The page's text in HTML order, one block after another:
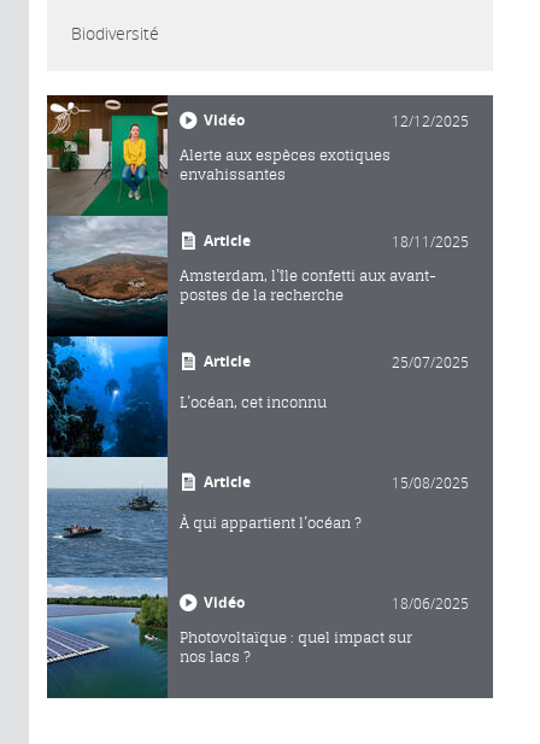
Biodiversité
Vidéo 12/12/2025
Alerte aux espèces exotiques
envahissantes
Article 18/11/2025
Amsterdam, l’île confetti aux avant-
postes de la recherche
Article 25/07/2025
L’océan, cet inconnu
Article 15/08/2025
À qui appartient l’océan ?
Vidéo 18/06/2025
Photovoltaïque : quel impact sur
nos lacs ?